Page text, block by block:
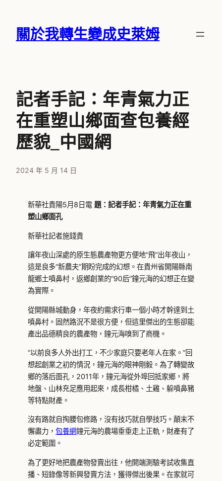
關於我轉生變成史萊姆
記者手記：年青氣力正
在重塑山鄉面查包養經
歷貌_中國網
2024 年 5 月 14 日
新華社貴陽5月8日電 題：記者手記：年青氣力正在重
塑山鄉面孔
新華社記者施錢貴
讓年夜山深處的原生態農產物更方便地“飛”出年夜山，
這是良多“新農夫”期盼完成的幻想。在貴州省開陽縣南
龍鄉土噴鼻村，返鄉創業的“90后”鐘元海的幻想正在變
為實際。
從開陽縣城動身，年夜約需求行車一個小時才幹達到土
噴鼻村。固然路況不是很方便，但這里傑出的生態卻能
產出品德精良的農產物，鐘元海嗅到了商機。
“以前良多人外出打工，不少家庭只要老年人在家。”回
想起創業之初的情況，鐘元海的眼神剛毅。為了轉變故
鄉的落后面孔，2011年，鐘元海從外埠回抵家鄉，將
地盤、山林充足應用起來，成長柑橘、土雞、躲噴鼻豬
等特點財產。
沒有路就自掏腰包修路，沒有技巧就自學技巧。顛末不
懈盡力， 包養網鐘元海的農場垂垂走上正軌，財產有了
必定範圍。
為了更好地把農產物發賣出往，他開端測驗考試收集直
播、短錄像等新興發賣方法，獲得傑出後果。在家就可